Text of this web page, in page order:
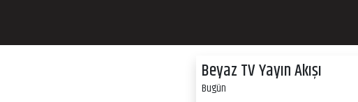
Beyaz TV Yayın Akışı
Bugün